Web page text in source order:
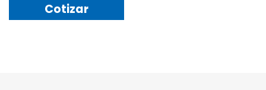
Cotizar